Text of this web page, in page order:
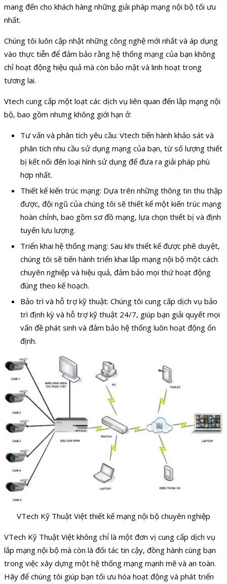
mang đến cho khách hàng những giải pháp mạng nội bộ tối ưu
nhất.
Chúng tôi luôn cập nhật những công nghệ mới nhất và áp dụng
vào thực tiễn để đảm bảo rằng hệ thống mạng của bạn không
chỉ hoạt động hiệu quả mà còn bảo mật và linh hoạt trong
tương lai.
Vtech cung cấp một loạt các dịch vụ liên quan đến lắp mạng nội
bộ, bao gồm nhưng không giới hạn ở:
Tư vấn và phân tích yêu cầu: Vtech tiến hành khảo sát và
phân tích nhu cầu sử dụng mạng của bạn, từ số lượng thiết
bị kết nối đến loại hình sử dụng để đưa ra giải pháp phù
hợp nhất.
Thiết kế kiến trúc mạng: Dựa trên những thông tin thu thập
được, đội ngũ của chúng tôi sẽ thiết kế một kiến trúc mạng
hoàn chỉnh, bao gồm sơ đồ mạng, lựa chọn thiết bị và định
tuyến lưu lượng.
Triển khai hệ thống mạng: Sau khi thiết kế được phê duyệt,
chúng tôi sẽ tiến hành triển khai lắp mạng nội bộ một cách
chuyên nghiệp và hiệu quả, đảm bảo mọi thứ hoạt động
đúng theo kế hoạch.
Bảo trì và hỗ trợ kỹ thuật: Chúng tôi cung cấp dịch vụ bảo
trì định kỳ và hỗ trợ kỹ thuật 24/7, giúp bạn giải quyết mọi
vấn đề phát sinh và đảm bảo hệ thống luôn hoạt động ổn
định.
VTech Kỹ Thuật Việt thiết kế mạng nội bộ chuyên nghiệp
VTech Kỹ Thuật Việt không chỉ là một đơn vị cung cấp dịch vụ
lắp mạng nội bộ mà còn là đối tác tin cậy, đồng hành cùng bạn
trong việc xây dựng một hệ thống mạng mạnh mẽ và an toàn.
Hãy để chúng tôi giúp bạn tối ưu hóa hoạt động và phát triển